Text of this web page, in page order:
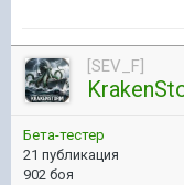
[SEV_F]
Бета-тестер
21 публикация
902 боя